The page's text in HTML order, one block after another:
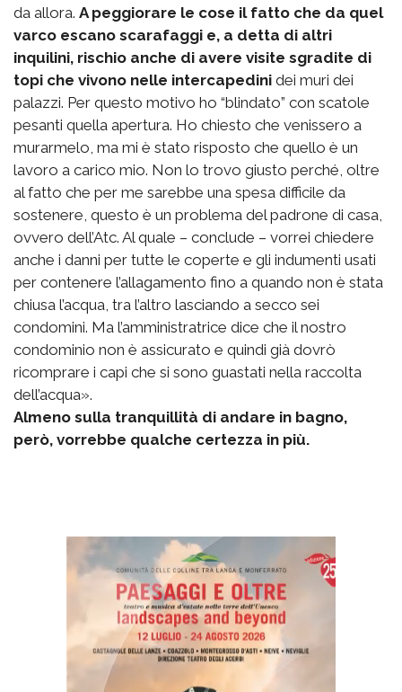
da allora. A peggiorare le cose il fatto che da quel
varco escano scarafaggi e, a detta di altri
inquilini, rischio anche di avere visite sgradite di
topi che vivono nelle intercapedini dei muri dei
palazzi. Per questo motivo ho “blindato” con scatole
pesanti quella apertura. Ho chiesto che venissero a
murarmelo, ma mi è stato risposto che quello è un
lavoro a carico mio. Non lo trovo giusto perché, oltre
al fatto che per me sarebbe una spesa difficile da
sostenere, questo è un problema del padrone di casa,
ovvero dell’Atc. Al quale – conclude – vorrei chiedere
anche i danni per tutte le coperte e gli indumenti usati
per contenere l’allagamento fino a quando non è stata
chiusa l’acqua, tra l’altro lasciando a secco sei
condomini. Ma l’amministratrice dice che il nostro
condominio non è assicurato e quindi già dovrò
ricomprare i capi che si sono guastati nella raccolta
dell’acqua».
Almeno sulla tranquillità di andare in bagno,
però, vorrebbe qualche certezza in più.